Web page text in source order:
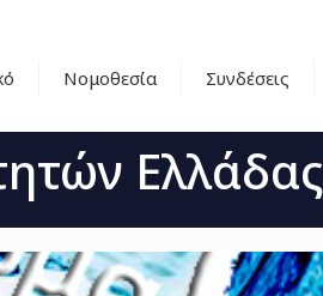
Νομοθεσία Συνδέσεις
Ελλάδας